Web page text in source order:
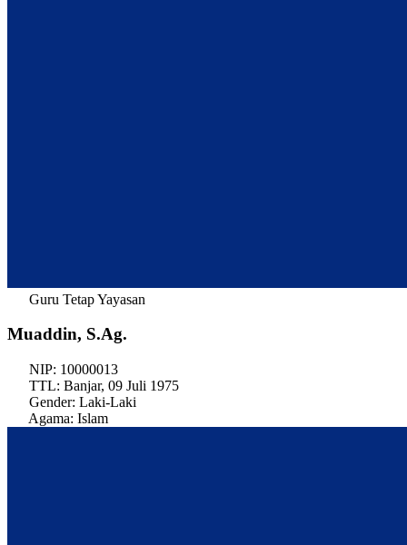
Guru Tetap Yayasan
Muaddin, S.Ag.
NIP: 10000013
TTL: Banjar, 09 Juli 1975
Gender: Laki-Laki
Agama: Islam